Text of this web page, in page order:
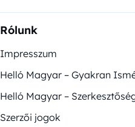
Rólunk
Impresszum
Helló Magyar – Gyakran
Helló Magyar –
Szerzői jogok